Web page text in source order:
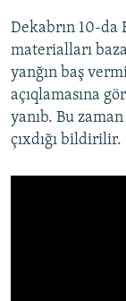
Dekabrın 10-da
materialları
yanğın baş
açıqlamasına
yanıb. Bu
çıxdığı bildirilir.